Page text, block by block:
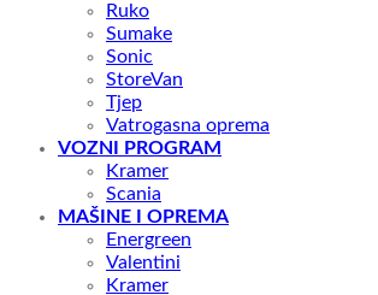
Ruko
Sumake
Sonic
StoreVan
Tjep
Vatrogasna oprema
VOZNI PROGRAM
Kramer
Scania
MAŠINE I OPREMA
Energreen
Valentini
Kramer